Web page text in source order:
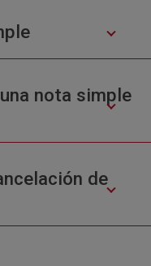
nota simple
de